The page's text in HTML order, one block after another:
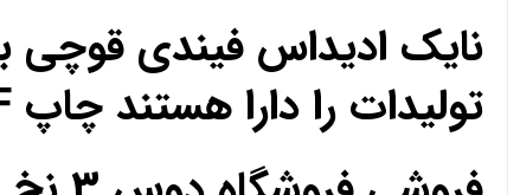
نایک ادیداس فیندی قوچی
تولیدات را دارا هستند چاپ DTF مزون تک فروشی عمده